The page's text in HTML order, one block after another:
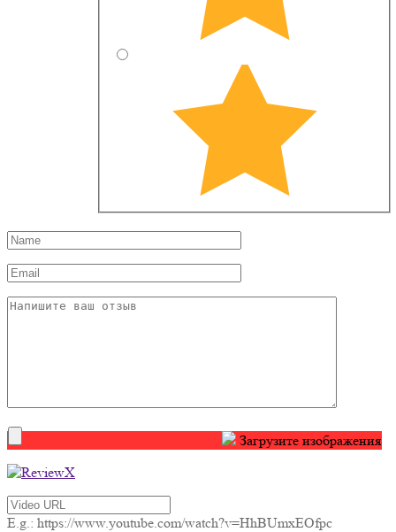
Загрузите изображения
E.g.: https://www.youtube.com/watch?v=HhBUmxEOfpc